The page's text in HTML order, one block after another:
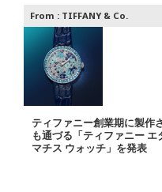
From : TIFFANY & Co.
ティファニー創業期に製作
も通づる「ティファニー エ
マチス ウォッチ」を発表